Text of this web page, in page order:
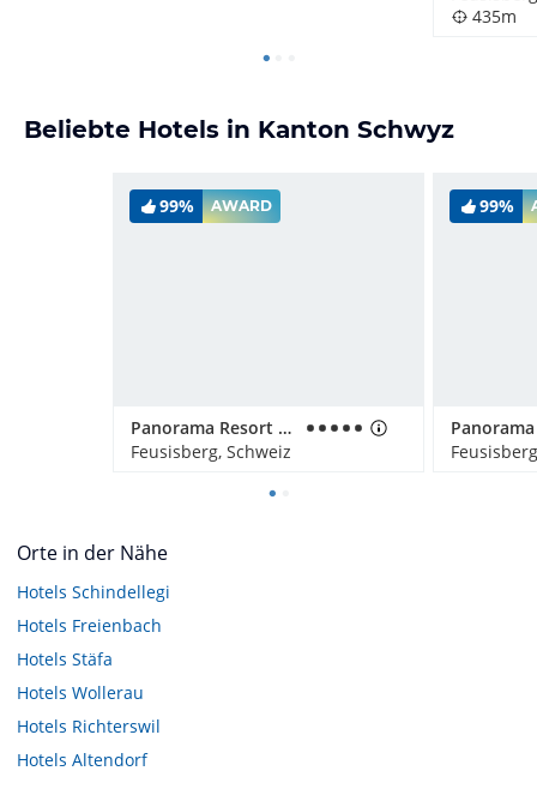
435m
Beliebte Hotels in Kanton Schwyz
99% AWARD
Panorama Resort & Spa
Feusisberg, Schweiz
99%
Orte in der Nähe
Hotels Schindellegi
Hotels Freienbach
Hotels Stäfa
Hotels Wollerau
Hotels Richterswil
Hotels Altendorf